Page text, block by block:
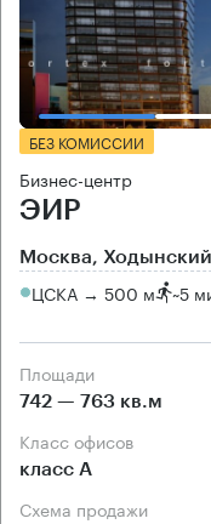
БЕЗ КОМИССИИ
Бизнес-центр
ЭИР
Москва, Ходынский
ЦСКА → 500 м ~5
Площади
742 — 763 кв.м
Класс офисов
класс А
Схема продажи